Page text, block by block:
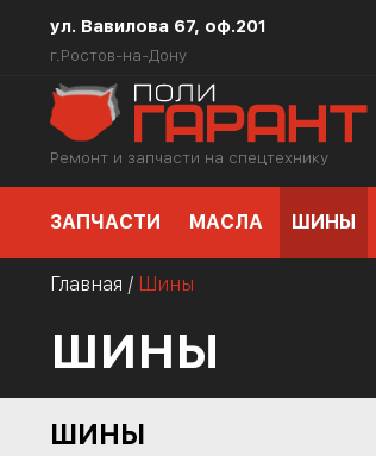
ул. Вавилова 67, оф.201
г.Ростов-на-Дону
Ремонт и запчасти на спецтехнику
ЗАПЧАСТИ МАСЛА ШИНЫ
Главная / Шины
ШИНЫ
ШИНЫ